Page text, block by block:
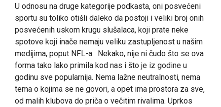
U odnosu na druge kategorije podkasta, oni posvećeni
sportu su toliko otišli daleko da postoji i veliki broj onih
posvećenih uskom krugu slušalaca, koji prate neke
spotove koji inače nemaju veliku zastupljenost u našim
medijima, poput NFL-a. Nekako, nije ni čudo što se ova
forma tako lako primila kod nas i što je iz godine u
godinu sve popularnija. Nema lažne neutralnosti, nema
tema o kojima se ne govori, a opet ima prostora za sve,
od malih klubova do priča o večitim rivalima. Uprkos